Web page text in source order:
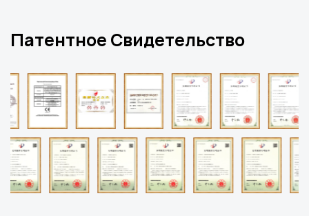
Патентное Свидетельство